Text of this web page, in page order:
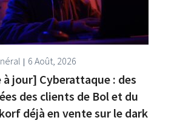
6 Août, 2026
à jour] Cyberattaque : des
des clients de Bol et du
déjà en vente sur le dark